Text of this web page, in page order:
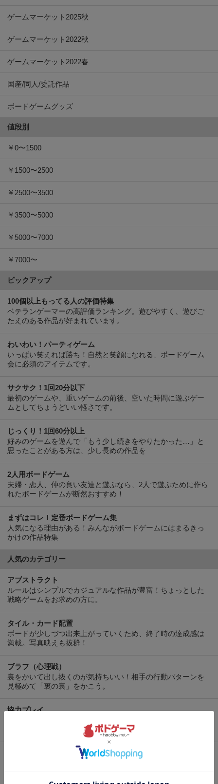
ゲームマーケット2025秋
ゲームマーケット2022秋
ゲームマーケット2022春
国産/同人/委託作品
ボードゲームグッズ
値段別
￥0〜1500
￥1500〜2500
￥2500〜3500
￥3500〜5000
￥5000〜7000
￥7000〜
ピックアップ
100個以上もってる人の評価特集
ベテランゲーマーの高評価ランキング。遊びやすく、遊びご
たえのある作品が好まれています。
わいわい！パーティゲーム
いっぱい笑えれば勝ち！自然と笑顔になれる、ボードゲーム
会に必須のアイテムです。
サクサク！1回20分以下
最初のゲームや、重いゲームの前後、空いた時間に遊ぶゲー
ムとしてちょうどいい軽さです。
じっくり！1回60分以上
好みのゲームを遊んで「もう少し続きをやりたかった…」と
思ったことがある方は、少し長めの作品を
2人用ボードゲーム
夫婦・恋人、仲の良い友達と遊ぶなら、2人で遊ぶために作ら
れたボードゲームが断然おすすめ！
まずはコレ！定番ボードゲーム集
人気になる理由がある！みんながボードゲームにはまるきっ
かけの作品特集
人気のカテゴリー
アブストラクト
ルールはシンプルでカジュアルな作品が豊富！ちょっとした
戦略ゲームをお求めの方に。
タイル・カード配置
ボードが少しづつ出来上がっていくため、終了時の達成感は
満載。写真映えも抜群！
ブラフ（心理戦）
裏をかいて出し抜くのが気持ちいい！相手の行動パターンを
見極めて「裏の裏」をかこう。
協力プレイ
利な小箱が多め。